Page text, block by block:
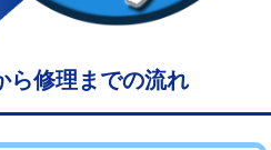
55,000円
66,000円
まで） 27,500円
ら修理までの流れ